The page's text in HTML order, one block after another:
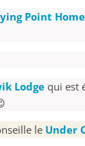
Point
Lodge qui est
le Under